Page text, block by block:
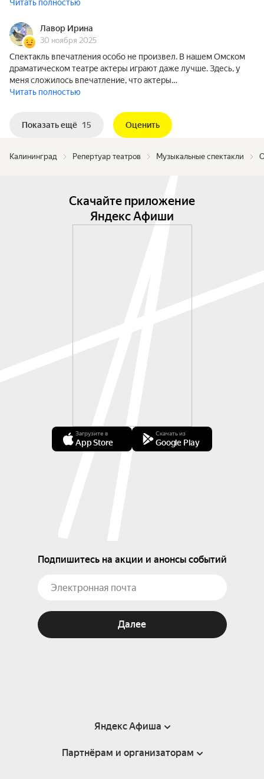
Читать полностью
Лавор Ирина
30 ноября 2025
Спектакль впечатления особо не произвел. В нашем Омском
драматическом театре актеры играют даже лучше. Здесь, у
меня сложилось впечатление, что актеры…
Читать полностью
Показать ещё 15 Оценить
Калининград Репертуар театров Музыкальные спектакли
Скачайте приложение
Яндекс Афиши
Загрузите в
App Store
Скачать из
Google Play
Подпишитесь на акции и анонсы событий
Далее
Яндекс Афиша
Справка
Партнёрам и организаторам